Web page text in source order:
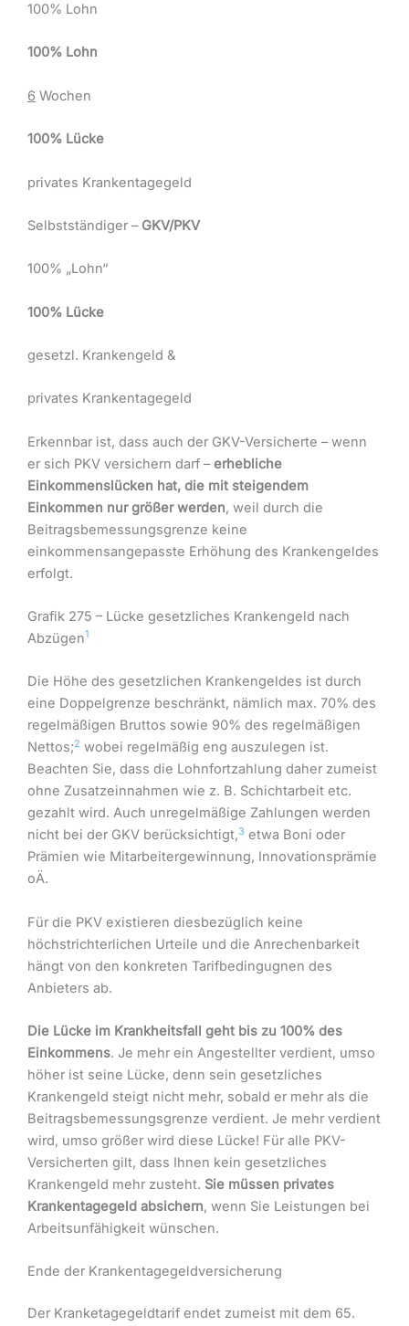
100% Lohn
100% Lohn
6 Wochen
100% Lücke
privates Krankentagegeld
Selbstständiger – GKV/PKV
100% „Lohn“
100% Lücke
gesetzl. Krankengeld &
privates Krankentagegeld
Erkennbar ist, dass auch der GKV-Versicherte – wenn
er sich PKV versichern darf –erhebliche
Einkommenslücken hat, die mit steigendem
Einkommen nur größer werden, weil durch die
Beitragsbemessungsgrenze keine
einkommensangepasste Erhöhung des Krankengeldes
erfolgt.
Grafik 275 – Lücke gesetzliches Krankengeld nach
Abzügen1
Die Höhe des gesetzlichen Krankengeldes ist durch
eine Doppelgrenze beschränkt, nämlich max. 70% des
regelmäßigen Bruttos sowie 90% des regelmäßigen
Nettos;2 wobei regelmäßig eng auszulegen ist.
Beachten Sie, dass die Lohnfortzahlung daher zumeist
ohne Zusatzeinnahmen wie z. B. Schichtarbeit etc.
gezahlt wird. Auch unregelmäßige Zahlungen werden
nicht bei der GKV berücksichtigt,3 etwa Boni oder
Prämien wie Mitarbeitergewinnung, Innovationsprämie
oÄ.
Für die PKV existieren diesbezüglich keine
höchstrichterlichen Urteile und die Anrechenbarkeit
hängt von den konkreten Tarifbedingugnen des
Anbieters ab.
Die Lücke im Krankheitsfall geht bis zu 100% des
Einkommens. Je mehr ein Angestellter verdient, umso
höher ist seine Lücke, denn sein gesetzliches
Krankengeld steigt nicht mehr, sobald er mehr als die
Beitragsbemessungsgrenze verdient. Je mehr verdient
wird, umso größer wird diese Lücke! Für alle PKV-
Versicherten gilt, dass Ihnen kein gesetzliches
Krankengeld mehr zusteht. Sie müssen privates
Krankentagegeld absichern, wenn Sie Leistungen bei
Arbeitsunfähigkeit wünschen.
Ende der Krankentagegeldversicherung
Der Kranketagegeldtarif endet zumeist mit dem 65.